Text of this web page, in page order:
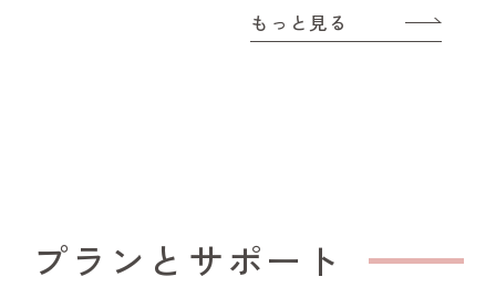
もっと見る
プランとサポート